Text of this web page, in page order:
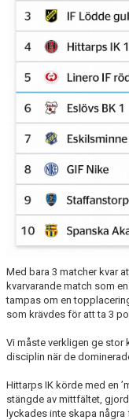
Med bara 3 matcher kvar
kvarvarande match som
tampas om en
som krävdes för att ta 3
Vi måste verkligen ge stor
disciplin när de
Hittarps IK körde med en
stängde av mittfältet,
lyckades inte skapa